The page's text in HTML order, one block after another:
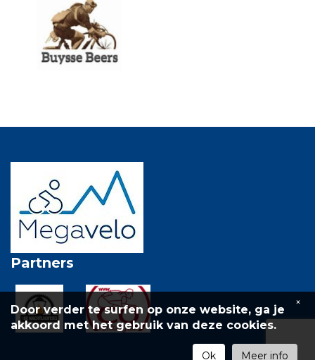
Partners
Door verder te surfen op onze website, ga je
akkoord met het gebruik van deze cookies.
Meer info
Ok
×